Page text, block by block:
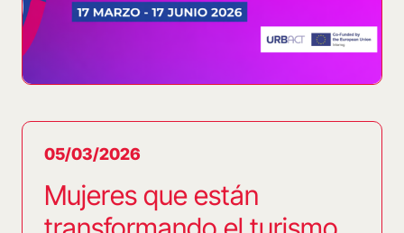
05/03/2026
Mujeres que están